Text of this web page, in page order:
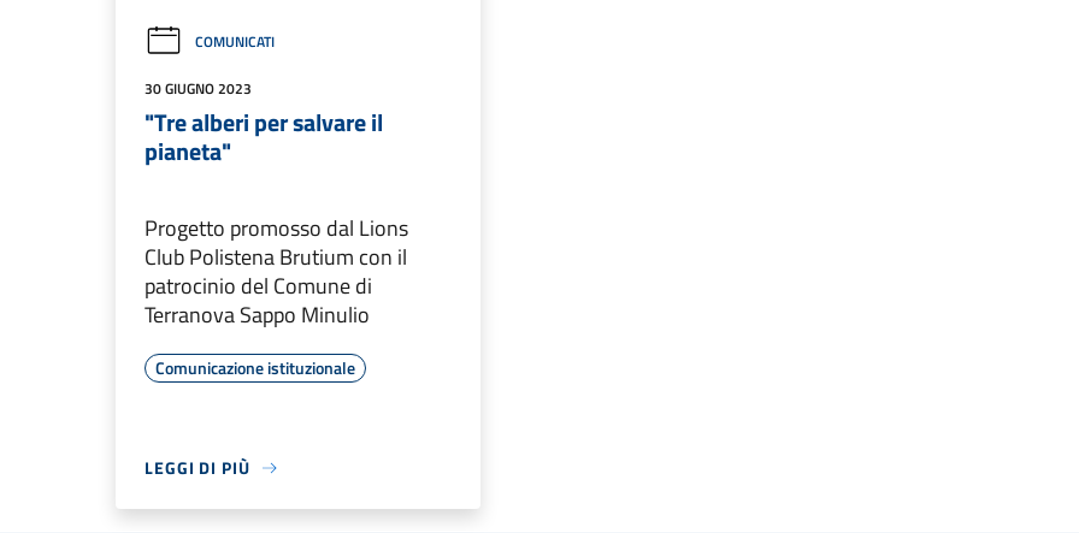
COMUNICATI
30 GIUGNO 2023
"Tre alberi per salvare il
pianeta"
Progetto promosso dal Lions
Club Polistena Brutium con il
patrocinio del Comune di
Terranova Sappo Minulio
Comunicazione istituzionale
LEGGI DI PIÙ